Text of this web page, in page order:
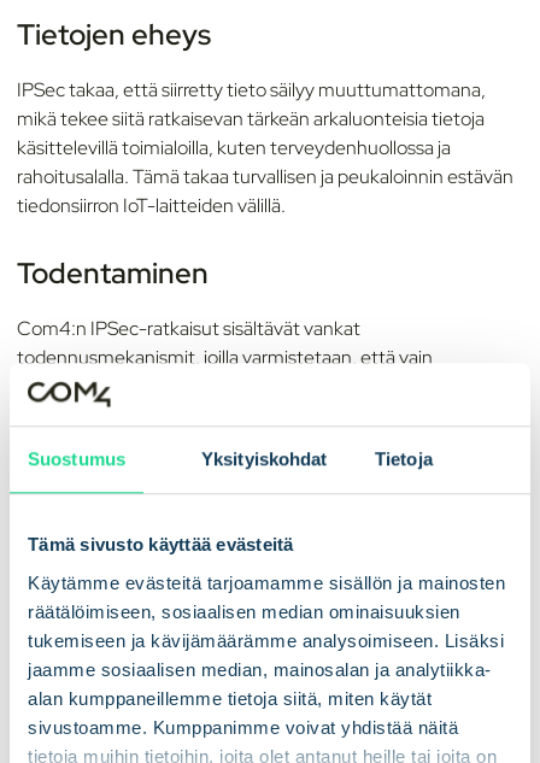
Suostumus Yksityiskohdat Tietoja
Tämä sivusto käyttää evästeitä
Käytämme evästeitä tarjoamamme sisällön ja mainosten
räätälöimiseen, sosiaalisen median ominaisuuksien
tukemiseen ja kävijämäärämme analysoimiseen. Lisäksi
jaamme sosiaalisen median, mainosalan ja analytiikka-
alan kumppaneillemme tietoja siitä, miten käytät
sivustoamme. Kumppanimme voivat yhdistää näitä
tietoja muihin tietoihin, joita olet antanut heille tai joita on
Tietojen eheys
IPSec takaa, että siirretty tieto säilyy muuttumattomana,
mikä tekee siitä ratkaisevan tärkeän arkaluonteisia tietoja
käsittelevillä toimialoilla, kuten terveydenhuollossa ja
rahoitusalalla. Tämä takaa turvallisen ja peukaloinnin estävän
tiedonsiirron IoT-laitteiden välillä.
Todentaminen
Com4:n IPSec-ratkaisut sisältävät vankat
todennusmekanismit, joilla varmistetaan, että vain
todennetut laitteet ja käyttäjät voivat käyttää verkkoa.
Turvallinen todennus estää väärennöshyökkäykset ja
luvattoman käytön siirron aikana, mikä vahvistaa asiakas- ja
yritystietoja käsittelevien yritysten turvallisuutta.
Skaalautuvuus
Yritysten laajentuessa myös niiden verkkoturvatarpeet